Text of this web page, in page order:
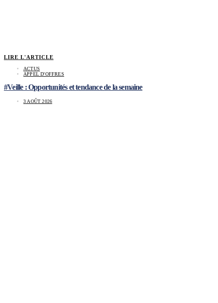
LIRE L'ARTICLE
ACTUS
APPEL D'OFFRES
#Veille : Opportunités et tendance de la semaine
3 AOÛT 2026